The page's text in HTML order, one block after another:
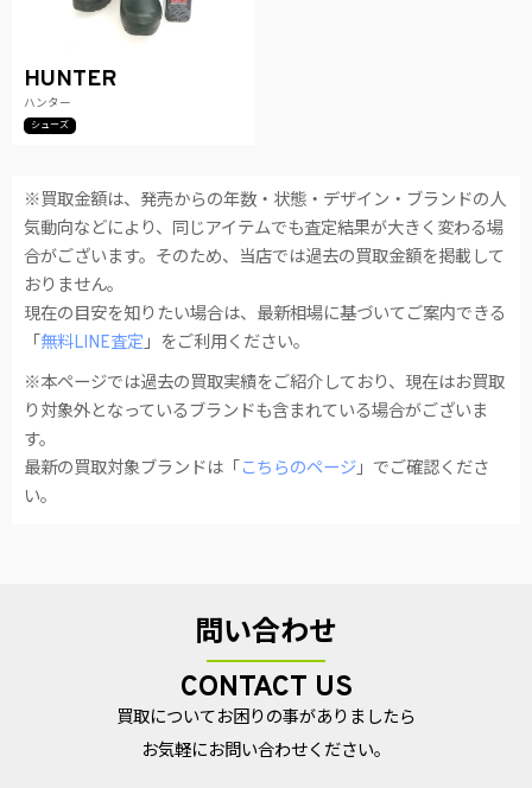
HUNTER
ハンター
シューズ
※買取金額は、発売からの年数・状態・デザイン・ブランドの人
気動向などにより、同じアイテムでも査定結果が大きく変わる場
合がございます。そのため、当店では過去の買取金額を掲載して
おりません。
現在の目安を知りたい場合は、最新相場に基づいてご案内できる
「 無料LINE査定」をご利用ください。
※本ページでは過去の買取実績をご紹介しており、現在はお買取
り対象外となっているブランドも含まれている場合がございま
す。
最新の買取対象ブランドは「 こちらのページ」でご確認くださ
い。
問い合わせ
CONTACT US
買取についてお困りの事がありましたら
お気軽にお問い合わせください。